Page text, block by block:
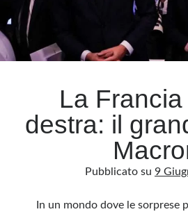
La
destra: il
Pubblicato su 9
In un mondo dove le sorprese